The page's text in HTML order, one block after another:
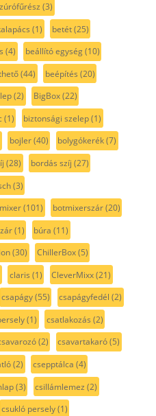
(3)
(1) betét(25)
(4) beállító egység(10)
(44) beépítés (20)
(2) BigBox(22)
(1) biztonsági szelep(1)
bojler(40) bolygókerék(7)
(28) bordás szíj (27)
(3)
(101) botmixerszár(20)
(1) búra (11)
(30) ChillerBox(5)
claris (1) CleverMixx(21)
csapágy(55) csapágyfedél (2)
(1) csatlakozás (2)
(2) csavartakaró(5)
(2) csepptálca (4)
(3) csillámlemez (2)
csukló persely(1)